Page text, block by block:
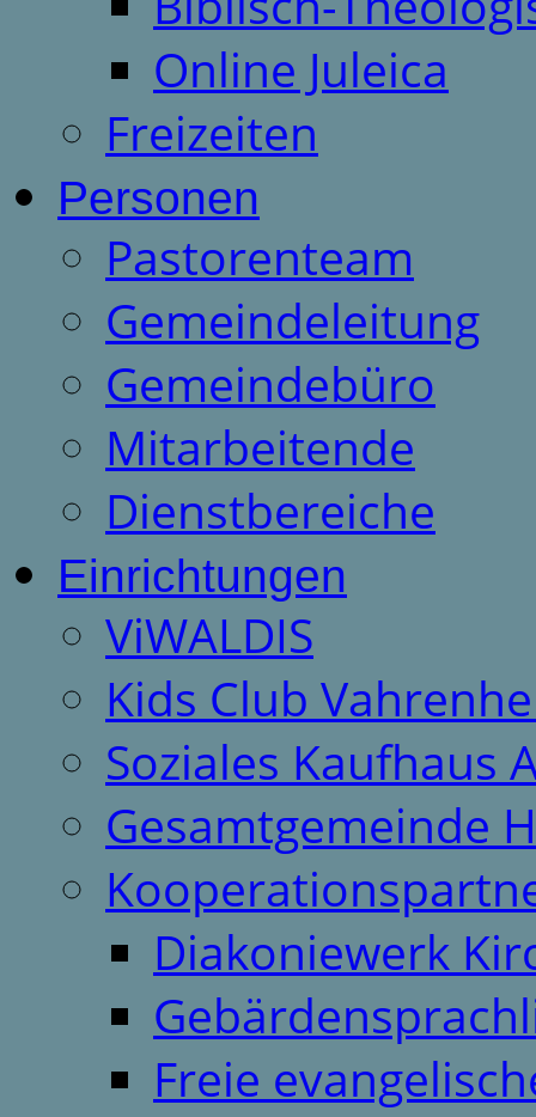
Online Juleica
Freizeiten
Personen
Pastorenteam
Gemeindeleitung
Gemeindebüro
Mitarbeitende
Dienstbereiche
Einrichtungen
ViWALDIS
Kids Club
Soziales Kaufhaus
Gesamtgemeinde
Diakoniewerk
Freie